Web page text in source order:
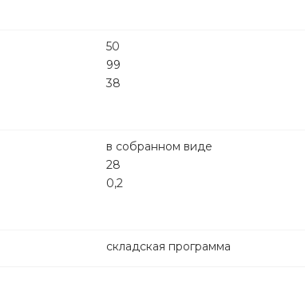
50
99
38
в собранном виде
28
0,2
складская программа